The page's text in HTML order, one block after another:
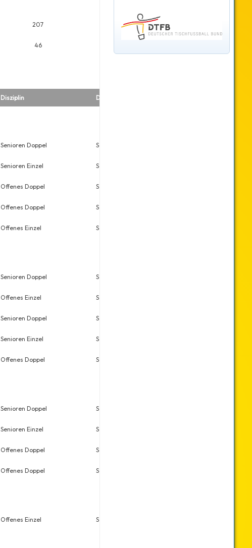
207
46
Disziplin Datum
Senioren Doppel Sa., 29.11.2025
Senioren Einzel Sa., 29.11.2025
Offenes Doppel Sa., 13.09.2025
Offenes Doppel Sa., 25.01.2025
Offenes Einzel Sa., 25.01.2025
Senioren Doppel Sa., 30.11.2024
Offenes Einzel So., 03.11.2024
Senioren Doppel Sa., 30.03.2024
Senioren Einzel Sa., 30.03.2024
Offenes Doppel Sa., 27.01.2024
Senioren Doppel Sa., 02.12.2023
Senioren Einzel Sa., 02.12.2023
Offenes Doppel Sa., 02.09.2023
Offenes Doppel Sa., 28.01.2023
Offenes Einzel So., 12.06.2022